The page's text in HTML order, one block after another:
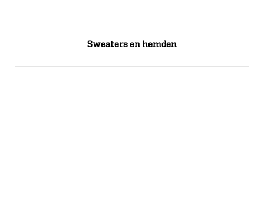
Sweaters en hemden